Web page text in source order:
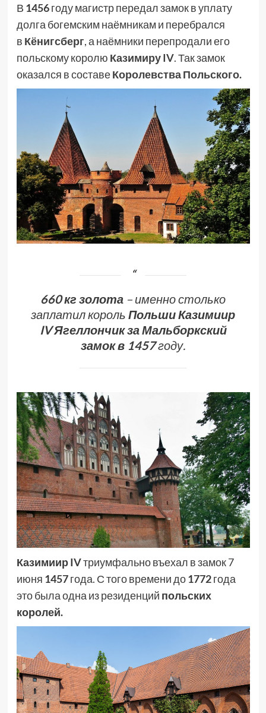
В 1456году магистр передал замок в уплату
долга богемским наёмникам и перебрался
в Кёнигсберг, а наёмники перепродали его
польскому королю Казимиру IV. Так замок
оказался в составеКоролевства Польского.
660 кг золота – именно столько
заплатил король ПольшиКазимиир
IV Ягеллончикза Мальборкский
замокв 1457году.
Казимиир IVтриумфально въехал в замок 7
июня 1457года. С того времени до1772года
это была одна из резиденций польских
королей.